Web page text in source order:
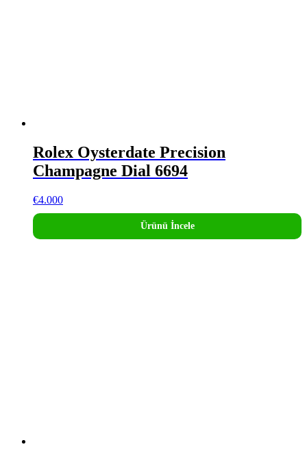
Rolex Oysterdate Precision
Champagne Dial 6694
€4.000
Ürünü İncele